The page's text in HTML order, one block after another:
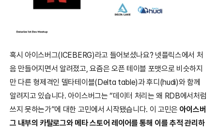
혹시 아이스버그(ICEBERG)라고 들어보셨나요? 넷플릭스에서 처
음 만들어지면서 알려졌고, 요즘은 오픈 테이블 포맷으로 비슷하지
만 다른 형제격인 델타테이블(Delta table)과 후디(hudi)와 함께
알려지고 있습니다. 아이스버그는 “데이터 처리는 왜 RDB에서처럼
쓰지 못하는가”에 대한 고민에서 시작됐습니다. 이 고민은 아이스버
그 내부의 카탈로그와 메타 스토어 레이어를 통해 이를 추적 관리하